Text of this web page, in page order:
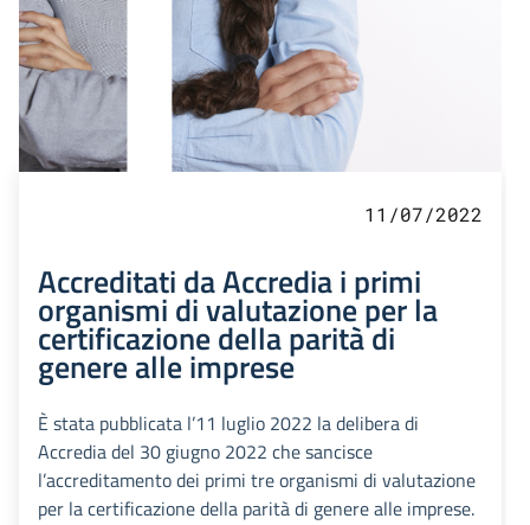
11/07/2022
Accreditati da Accredia i primi
organismi di valutazione per la
certificazione della parità di
genere alle imprese
È stata pubblicata l’11 luglio 2022 la delibera di
Accredia del 30 giugno 2022 che sancisce
l’accreditamento dei primi tre organismi di valutazione
per la certificazione della parità di genere alle imprese.